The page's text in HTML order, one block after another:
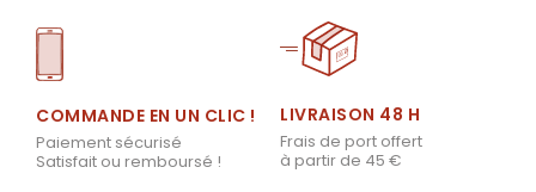
COMMANDE EN UN CLIC !
Paiement sécurisé
Satisfait ou remboursé !
LIVRAISON 48 H
Frais de port offert
à partir de 45 €